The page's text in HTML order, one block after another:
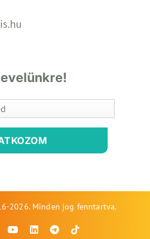
2026. Minden jog fenntartva.